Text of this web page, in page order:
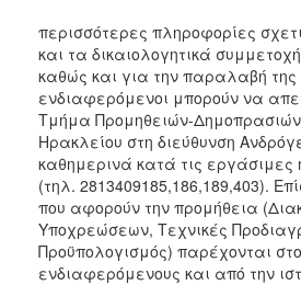
περισσότερες πληροφορίες
και τα δικαιολογητικά
καθώς και για την παραλαβή της
ενδιαφερόμενοι μπορούν να
Τμήμα Προμηθειών-
Ηρακλείου στη διεύθυνση
καθημερινά κατά τις εργάσιμες
(τηλ. 2813409185,186,189,403).
που αφορούν την προμήθεια
Υποχρεώσεων, Τεχνικές
Προϋπολογισμός) παρέχονται
ενδιαφερόμενους και από την